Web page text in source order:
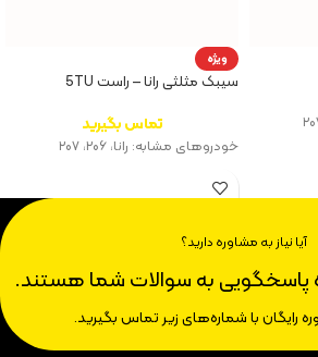
ویژه
سیبک مثلثی رانا – راست 5TU
تماس بگیرید
خودروهای مشابه: رانا، ۲۰۶، ۲۰۷
آیا نیاز به مشاوره دارید؟
پاسخگویی به سوالات شما هستند.
رایگان با شماره‌های زیر تماس بگیرید.